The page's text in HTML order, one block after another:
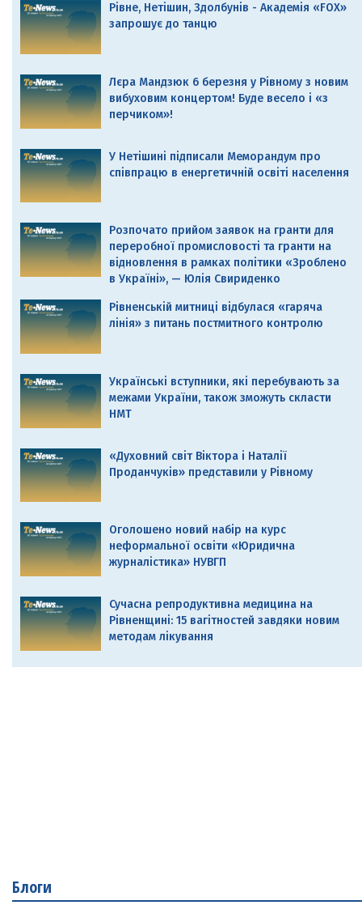
Рівне, Нетішин, Здолбунів - Академія «FOX»
запрошує до танцю
Лєра Мандзюк 6 березня у Рівному з новим
вибуховим концертом! Буде весело і «з
перчиком»!
У Нетішині підписали Меморандум про
співпрацю в енергетичній освіті населення
Розпочато прийом заявок на гранти для
переробної промисловості та гранти на
відновлення в рамках політики «Зроблено
в Україні», — Юлія Свириденко
Рівненській митниці відбулася «гаряча
лінія» з питань постмитного контролю
Українські вступники, які перебувають за
межами України, також зможуть скласти
НМТ
«Духовний світ Віктора і Наталії
Проданчуків» представили у Рівному
Оголошено новий набір на курс
неформальної освіти «Юридична
журналістика» НУВГП
Сучасна репродуктивна медицина на
Рівненщині: 15 вагітностей завдяки новим
методам лікування
Блоги